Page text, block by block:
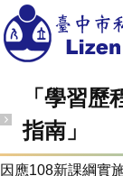
「學習
指南」
因應108新課綱實